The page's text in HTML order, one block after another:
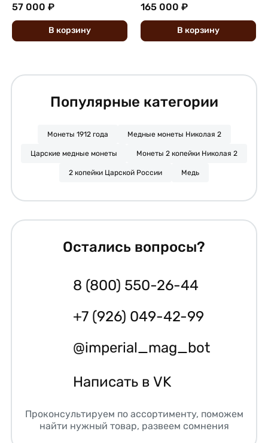
57 000 ₽
В корзину
165 000 ₽
В корзину
Популярные категории
Монеты 1912 года Медные монеты Николая 2
Царские медные монеты Монеты 2 копейки Николая 2
2 копейки Царской России Медь
Остались вопросы?
8 (800) 550-26-44
+7 (926) 049-42-99
@imperial_mag_bot
Написать в VK
Проконсультируем по ассортименту, поможем
найти нужный товар, развеем сомнения